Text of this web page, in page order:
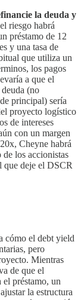
la deuda y
riesgo habrá
préstamo de 12
y una tasa de
que utiliza un
los pagos
a que el
(no
principal) sería
proyecto logístico
de intereses
con un margen
Cheyne habrá
los accionistas
que deje el DSCR
cómo el debt yield
pero
Mientras
de que el
el préstamo, un
la estructura